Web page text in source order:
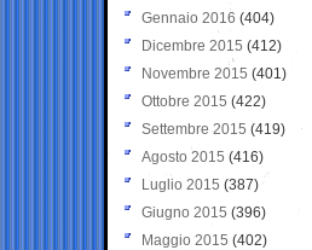
Gennaio 2016 (404)
Dicembre 2015 (412)
Novembre 2015 (401)
Ottobre 2015 (422)
Settembre 2015 (419)
Agosto 2015 (416)
Luglio 2015 (387)
Giugno 2015 (396)
Maggio 2015 (402)